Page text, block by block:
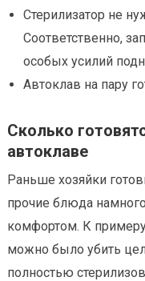
Стерилизатор не
Соответственно,
особых усилий
Автоклав на пару
Сколько
автоклаве
Раньше хозяйки
прочие блюда
комфортом. К
можно было убить
полностью